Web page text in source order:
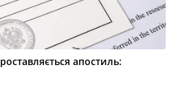
апостиль: